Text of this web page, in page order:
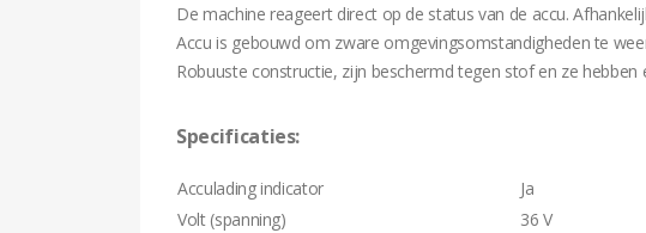
De machine reageert direct op de status van de accu.
Accu is gebouwd om zware omgevingsomstandigheden te
Robuuste constructie, zijn beschermd tegen stof en ze
Specificaties:
Acculading indicator
Ja
Volt (spanning)
36 V